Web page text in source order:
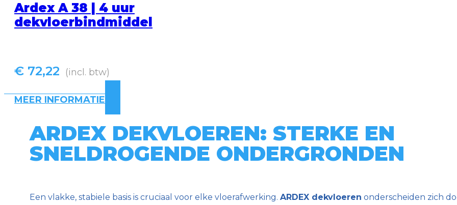
Ardex A 38 | 4 uur
dekvloerbindmiddel
€ 72,22 (incl. btw)
MEER INFORMATIE
ARDEX DEKVLOEREN: STERKE EN
SNELDROGENDE ONDERGRONDEN
Een vlakke, stabiele basis is cruciaal voor elke vloerafwerking. ARDEX dekvloeren onderscheiden zich